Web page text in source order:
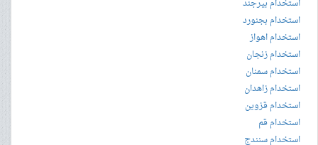
استخدام بیرجند
استخدام بجنورد
استخدام اهواز
استخدام زنجان
استخدام سمنان
استخدام زاهدان
استخدام قزوین
استخدام قم
استخدام سنندج